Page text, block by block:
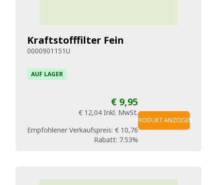
Kraftstofffilter Fein
0000901151U
AUF LAGER
€ 9,95
€ 12,04 Inkl. MwSt.
Empfohlener Verkaufspreis: € 10,76
Rabatt: 7.53%
PRODUKT ANZEIGEN